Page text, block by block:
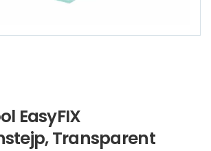
EasyFIX
Transparent